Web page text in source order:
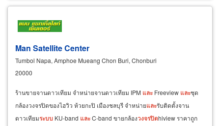
Man Satellite Center
Tumbol Napa, Amphoe Mueang Chon Buri, Chonburi
20000
ร้านขายจานดาวเทียม จำหน่ายจานดาวเทียม IPM และ Freeview และชุด
กล้องวงจรปิดของไฮวิว ห้วยกะปิ เมืองชลบุรี จำหน่ายและรับติดตั้งจาน
ดาวเทียมระบบ KU-band และC-band ขายกล้องวงจรปิดhiview ราคาถูก